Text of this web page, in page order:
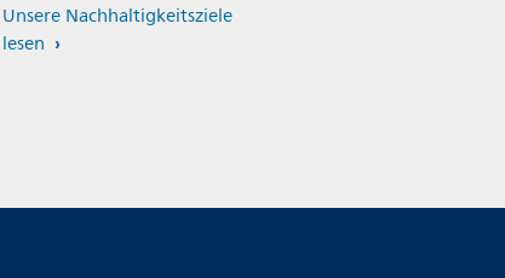
Unsere Nachhaltigkeitsziele
lesen